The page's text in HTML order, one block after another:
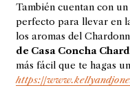
También cuentan con
perfecto para llevar en
los aromas del
de Casa Concha
más fácil que te hagas
https://